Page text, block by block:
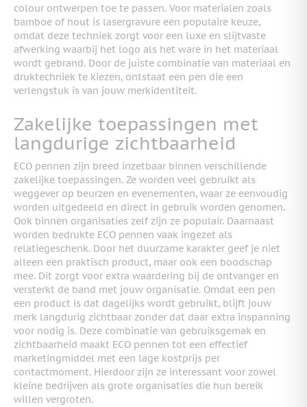
colour ontwerpen toe te passen. Voor materialen zoals
bamboe of hout is lasergravure een populaire keuze,
omdat deze techniek zorgt voor een luxe en slijtvaste
afwerking waarbij het logo als het ware in het materiaal
wordt gebrand. Door de juiste combinatie van materiaal en
druktechniek te kiezen, ontstaat een pen die een
verlengstuk is van jouw merkidentiteit.
Zakelijke toepassingen met
langdurige zichtbaarheid
ECO pennen zijn breed inzetbaar binnen verschillende
zakelijke toepassingen. Ze worden veel gebruikt als
weggever op beurzen en evenementen, waar ze eenvoudig
worden uitgedeeld en direct in gebruik worden genomen.
Ook binnen organisaties zelf zijn ze populair. Daarnaast
worden bedrukte ECO pennen vaak ingezet als
relatiegeschenk. Door het duurzame karakter geef je niet
alleen een praktisch product, maar ook een boodschap
mee. Dit zorgt voor extra waardering bij de ontvanger en
versterkt de band met jouw organisatie. Omdat een pen
een product is dat dagelijks wordt gebruikt, blijft jouw
merk langdurig zichtbaar zonder dat daar extra inspanning
voor nodig is. Deze combinatie van gebruiksgemak en
zichtbaarheid maakt ECO pennen tot een effectief
marketingmiddel met een lage kostprijs per
contactmoment. Hierdoor zijn ze interessant voor zowel
kleine bedrijven als grote organisaties die hun bereik
willen vergroten.